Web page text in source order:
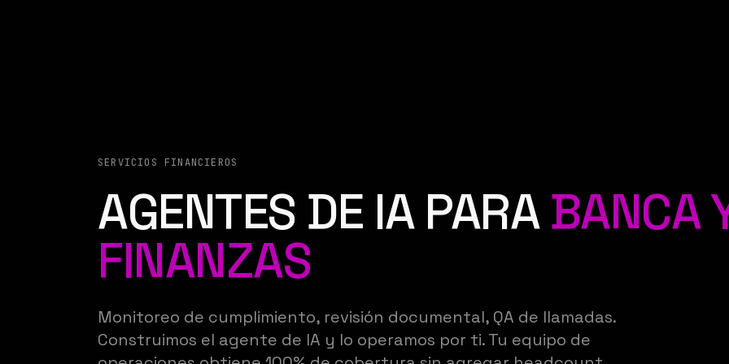
SERVICIOS FINANCIEROS
AGENTES DE IA PARA BANCA
FINANZAS
Monitoreo de cumplimiento, revisión documental, QA de llamadas.
Construimos el agente de IA y lo operamos por ti. Tu equipo de